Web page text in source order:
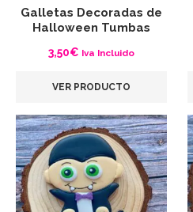
Galletas Decoradas de
Halloween Tumbas
3,50€ Iva Incluido
VER PRODUCTO